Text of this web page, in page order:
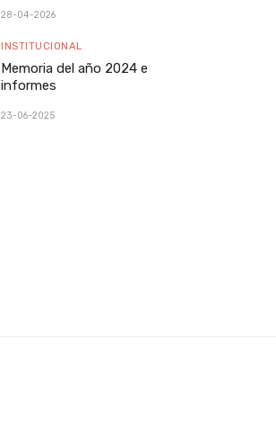
28-04-2026
INSTITUCIONAL
Memoria del año 2024 e
informes
23-06-2025